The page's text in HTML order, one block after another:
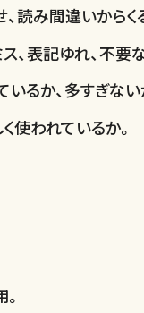
読み間違いからく
、表記ゆれ、不要
るか、多すぎない
使われているか。